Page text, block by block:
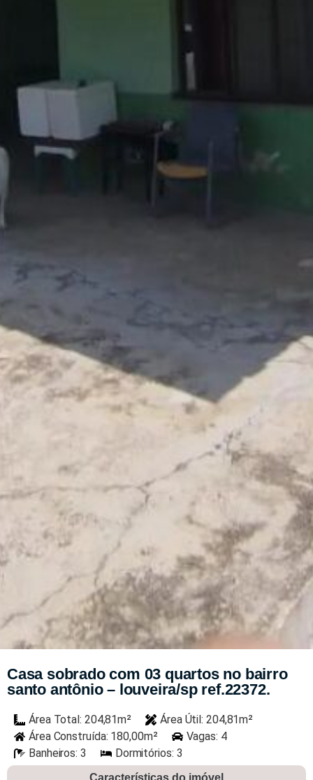
Casa sobrado com 03 quartos no bairro
santo antônio – louveira/sp ref.22372.
Área Total: 204,81m²
Área Útil: 204,81m²
Área Construída: 180,00m²
Vagas: 4
Banheiros: 3
Dormitórios: 3
Características do imóvel